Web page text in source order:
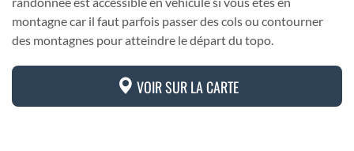
montagne car il faut parfois passer des cols ou contourner
des montagnes pour atteindre le départ du topo.
VOIR SUR LA CARTE